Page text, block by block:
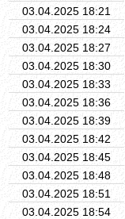
03.04.2025 18:21
03.04.2025 18:24
03.04.2025 18:27
03.04.2025 18:30
03.04.2025 18:33
03.04.2025 18:36
03.04.2025 18:39
03.04.2025 18:42
03.04.2025 18:45
03.04.2025 18:48
03.04.2025 18:51
03.04.2025 18:54